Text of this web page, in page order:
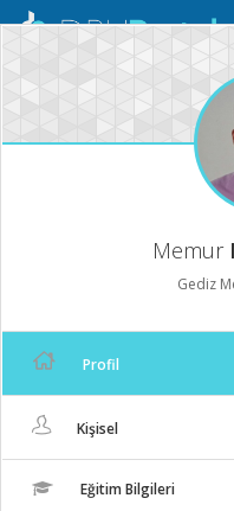
Memur
Gediz
Profil
Kişisel
Eğitim Bilgileri